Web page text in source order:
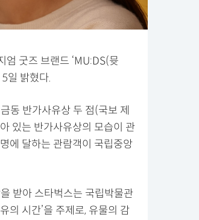
굿즈 브랜드 ‘MU:DS(뮷
일 밝혔다.
동 반가사유상 두 점(국보 제
있는 반가사유상의 모습이 관
에 달하는 관람객이 국립중앙
받아 스타벅스는 국립박물관
의 시간’을 주제로, 유물의 감